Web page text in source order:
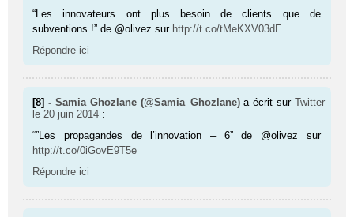
“Les innovateurs ont plus besoin de clients que de
subventions !” de @olivez sur http://t.co/tMeKXV03dE
Répondre ici
[8] - Samia Ghozlane (@Samia_Ghozlane) a écrit sur Twitter
le 20 juin 2014 :
“”Les propagandes de l’innovation – 6” de @olivez sur
http://t.co/0iGovE9T5e
Répondre ici